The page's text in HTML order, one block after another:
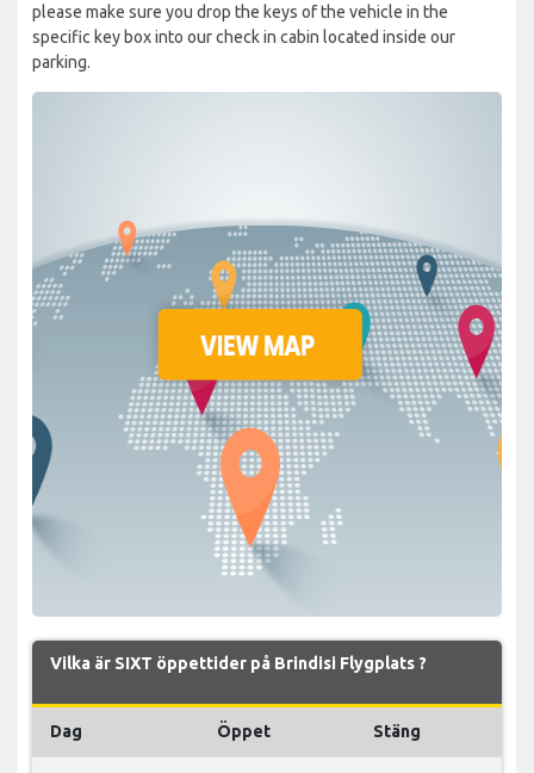
please make sure you drop the keys of the vehicle in the
specific key box into our check in cabin located inside our
parking.
Vilka är SIXT öppettider på Brindisi Flygplats ?
Dag Öppet Stäng